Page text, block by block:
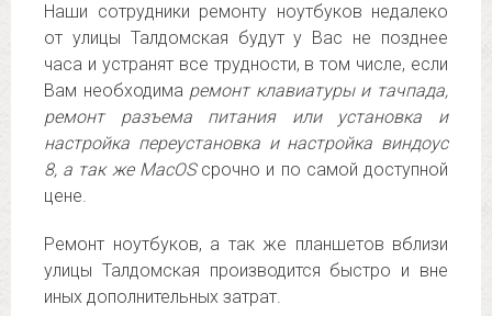
Наши сотрудники ремонту ноутбуков недалеко
от улицы Талдомская будут у Вас не позднее
часа и устранят все трудности, в том числе, если
Вам необходима ремонт клавиатуры и тачпада,
ремонт разъема питания или установка и
настройка переустановка и настройка виндоус
8, а так же MacOSсрочно и по самой доступной
цене.
Ремонт ноутбуков, а так же планшетов вблизи
улицы Талдомская производится быстро и вне
иных дополнительных затрат.